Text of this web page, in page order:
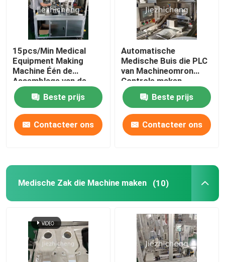
15pcs/Min Medical
Equipment Making
Machine Één de
Assemblage van de
Manierklep en het
Testen Materiaal
Beste prijs
Contacteer ons
Automatische
Medische Buis die PLC
van Machineomron
Controle maken
Beste prijs
Contacteer ons
Medische Zak die Machine maken (10)